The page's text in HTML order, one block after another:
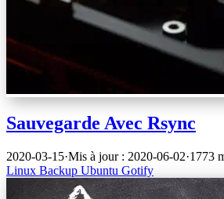
Sauvegarde Avec Rsync
2020-03-15·Mis à jour : 2020-06-02·1773
Linux Backup Ubuntu Gotify